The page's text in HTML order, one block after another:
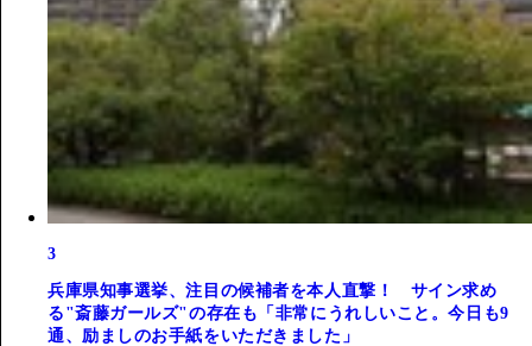
3
兵庫県知事選挙、注目の候補者を本人直撃！ サイン求め
る"斎藤ガールズ"の存在も「非常にうれしいこと。今日も9
通、励ましのお手紙をいただきました」